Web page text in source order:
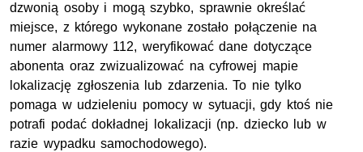
dzwonią osoby i mogą szybko, sprawnie określać
miejsce, z którego wykonane zostało połączenie na
numer alarmowy 112, weryfikować dane dotyczące
abonenta oraz zwizualizować na cyfrowej mapie
lokalizację zgłoszenia lub zdarzenia. To nie tylko
pomaga w udzieleniu pomocy w sytuacji, gdy ktoś nie
potrafi podać dokładnej lokalizacji (np. dziecko lub w
razie wypadku samochodowego).